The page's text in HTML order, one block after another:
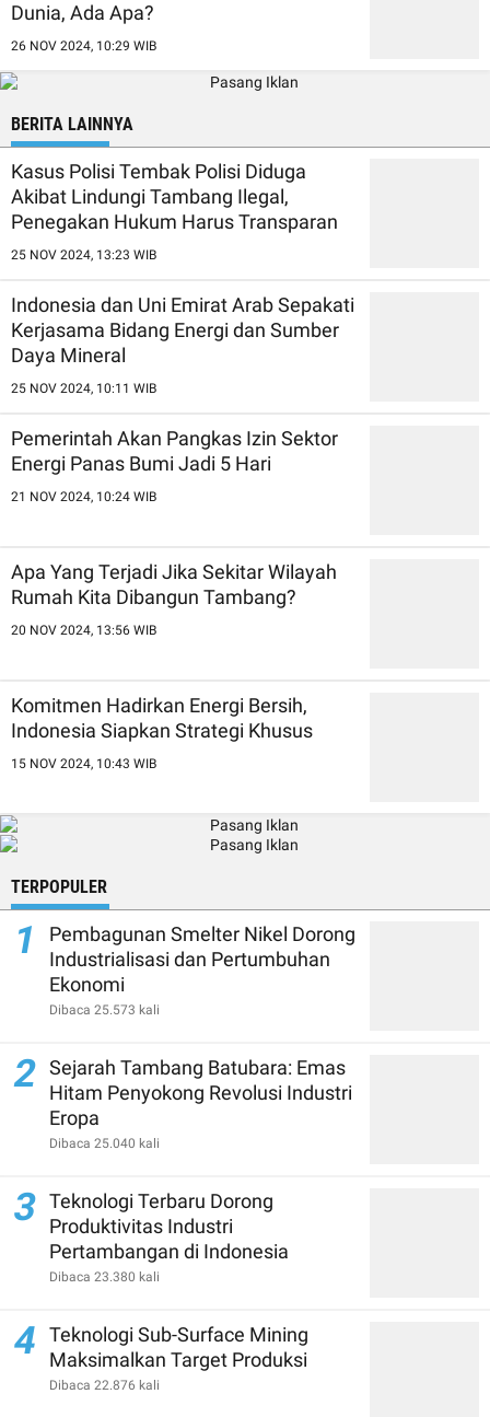
Dunia, Ada Apa?
26 NOV 2024, 10:29 WIB
BERITA LAINNYA
Kasus Polisi Tembak Polisi Diduga
Akibat Lindungi Tambang Ilegal,
Penegakan Hukum Harus Transparan
25 NOV 2024, 13:23 WIB
Indonesia dan Uni Emirat Arab Sepakati
Kerjasama Bidang Energi dan Sumber
Daya Mineral
25 NOV 2024, 10:11 WIB
Pemerintah Akan Pangkas Izin Sektor
Energi Panas Bumi Jadi 5 Hari
21 NOV 2024, 10:24 WIB
Apa Yang Terjadi Jika Sekitar Wilayah
Rumah Kita Dibangun Tambang?
20 NOV 2024, 13:56 WIB
Komitmen Hadirkan Energi Bersih,
Indonesia Siapkan Strategi Khusus
15 NOV 2024, 10:43 WIB
TERPOPULER
1
Pembagunan Smelter Nikel Dorong
Industrialisasi dan Pertumbuhan
Ekonomi
Dibaca 25.573 kali
2 Sejarah Tambang Batubara: Emas
Hitam Penyokong Revolusi Industri
Eropa
Dibaca 25.040 kali
3 Teknologi Terbaru Dorong
Produktivitas Industri
Pertambangan di Indonesia
Dibaca 23.380 kali
4
Teknologi Sub-Surface Mining
Maksimalkan Target Produksi
Dibaca 22.876 kali